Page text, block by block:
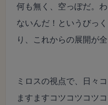
何も無く、空っぽだ。
ないんだ！というびっ
り、これからの展開が
ミロスの視点で、日々コ
ますますコツコツコツコ